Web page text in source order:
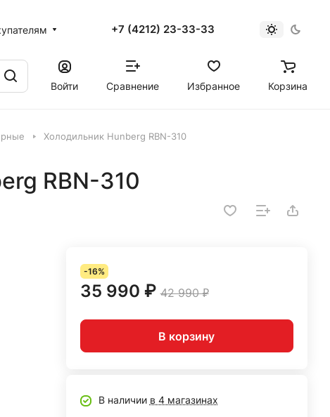
+7 (4212) 23-33-33
Войти
Сравнение Избранное Корзина
Холодильник Hunberg RBN-310
RBN-310
-16%
35 990 ₽ 42 990 ₽
В корзину
В наличии в 4 магазинах